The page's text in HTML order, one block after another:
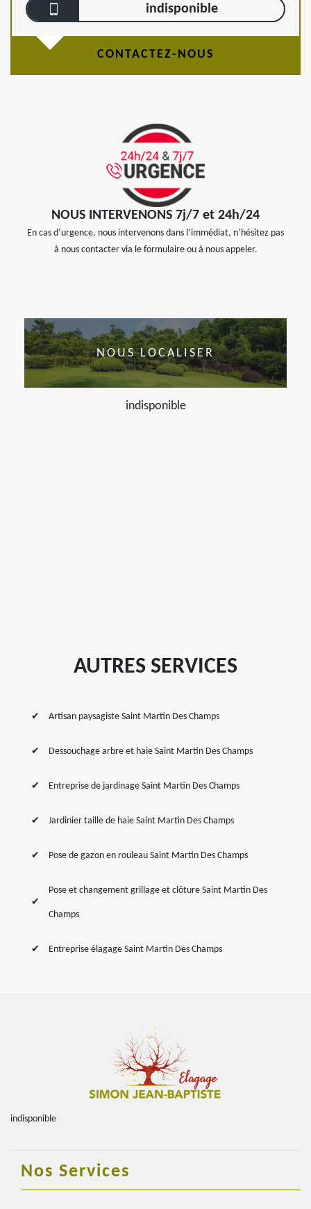
indisponible
CONTACTEZ-NOUS
NOUS INTERVENONS 7j/7 et 24h/24
En cas d’urgence, nous intervenons dans l’immédiat, n’hésitez pas
à nous contacter via le formulaire ou à nous appeler.
NOUS LOCALISER
indisponible
AUTRES SERVICES
Artisan paysagiste Saint Martin Des Champs
Dessouchage arbre et haie Saint Martin Des Champs
Entreprise de jardinage Saint Martin Des Champs
Jardinier taille de haie Saint Martin Des Champs
Pose de gazon en rouleau Saint Martin Des Champs
Pose et changement grillage et clôture Saint Martin Des
Champs
Entreprise élagage Saint Martin Des Champs
indisponible
Nos Services